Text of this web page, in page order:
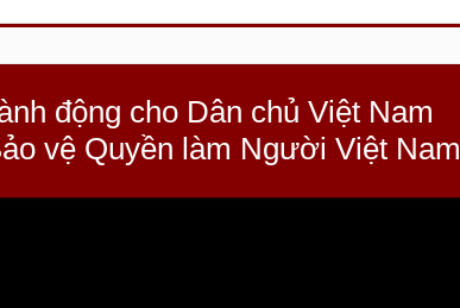
động cho Dân chủ Việt Nam
vệ Quyền làm Người Việt Nam